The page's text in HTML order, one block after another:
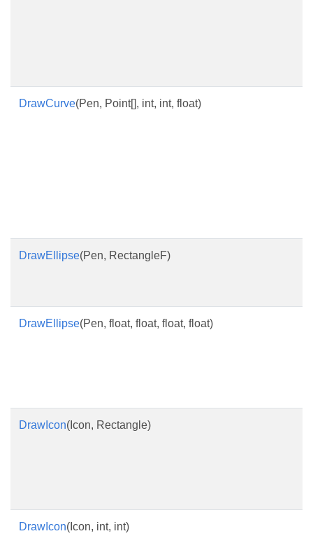
DrawCurve(Pen, Point[], int, int, float)
DrawEllipse(Pen, RectangleF)
DrawEllipse(Pen, float, float, float, float)
DrawIcon(Icon, Rectangle)
DrawIcon(Icon, int, int)